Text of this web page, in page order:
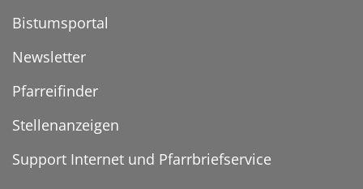
Bistumsportal
Newsletter
Pfarreifinder
Stellenanzeigen
Support Internet und Pfarrbriefservice